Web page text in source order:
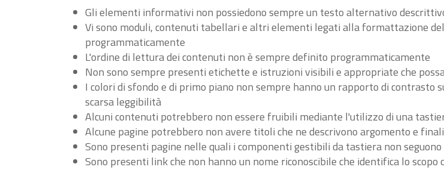
Gli elementi informativi non possiedono sempre un testo alternativo
Vi sono moduli, contenuti tabellari e altri elementi legati alla formattazione
programmaticamente
L'ordine di lettura dei contenuti non è sempre definito programmaticamente
Non sono sempre presenti etichette e istruzioni visibili e appropriate che
I colori di sfondo e di primo piano non sempre hanno un rapporto di
scarsa leggibilità
Alcuni contenuti potrebbero non essere fruibili mediante l'utilizzo di una
Alcune pagine potrebbero non avere titoli che ne descrivono argomento e
Sono presenti pagine nelle quali i componenti gestibili da tastiera non
Sono presenti link che non hanno un nome riconoscibile che identifica lo scopo